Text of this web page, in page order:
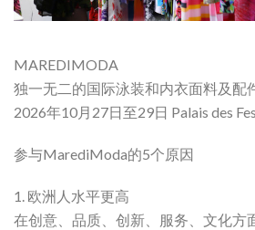
MAREDIMODA
独一无二的国际泳装和内衣面料及配
2026年10月27日至29日 Palais des
参与MarediModa的5个原因
1. 欧洲人水平更高
在创意、品质、创新、服务、文化方